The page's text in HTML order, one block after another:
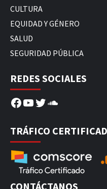
CULTURA
EQUIDAD Y GÉNERO
SALUD
SEGURIDAD PÚBLICA
REDES SOCIALES
Facebook
YouTube
Twitter
SoundCloud
TRÁFICO
CONTÁCTANOS